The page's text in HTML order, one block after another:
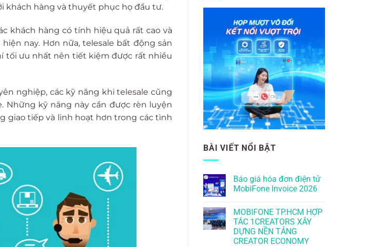
khách hàng và thuyết phục họ đầu tư.
khách hàng có tính hiệu quả rất cao và
nay. Hơn nữa, telesale bất động sản
tối ưu nhất nên tiết kiệm được rất nhiều
nghiệp, các kỹ năng khi telesale cũng
kỹ năng này cần được rèn luyện
giao tiếp và linh hoạt hơn trong các tình
BÀI VIẾT NỔI BẬT
Báo giá hóa đơn điện tử
MobiFone Invoice 2026
MOBIFONE TP.HCM HỢP
TÁC 1CREATORS XÂY
DỰNG NỀN TẢNG
CREATOR ECONOMY